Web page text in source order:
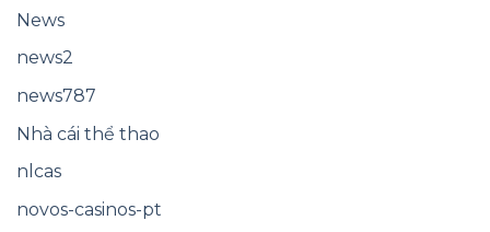
News
news2
news787
Nhà cái thể thao
nlcas
novos-casinos-pt